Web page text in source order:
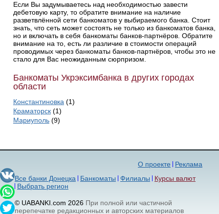
Если Вы задумываетесь над необходимостью завести
дебетовую карту, то обратите внимание на наличие
разветвлённой сети банкоматов у выбираемого банка. Стоит
знать, что сеть может состоять не только из банкоматов банка,
но и включать в себя банкоматы банков-партнёров. Обратите
внимание на то, есть ли различие в стоимости операций
проводимых через банкоматы банков-партнёров, чтобы это не
стало для Вас неожиданным сюрпризом.
Банкоматы Укрэксимбанка в других городах
области
Константиновка (1)
Краматорск(1)
Мариуполь(9)
Реклама
О проекте
Все банки Донецка
Банкоматы Филиалы
Курсы валют
Выбрать регион
© UABANKI.com 2026 При полной или частичной
перепечатке редакционных и авторских материалов